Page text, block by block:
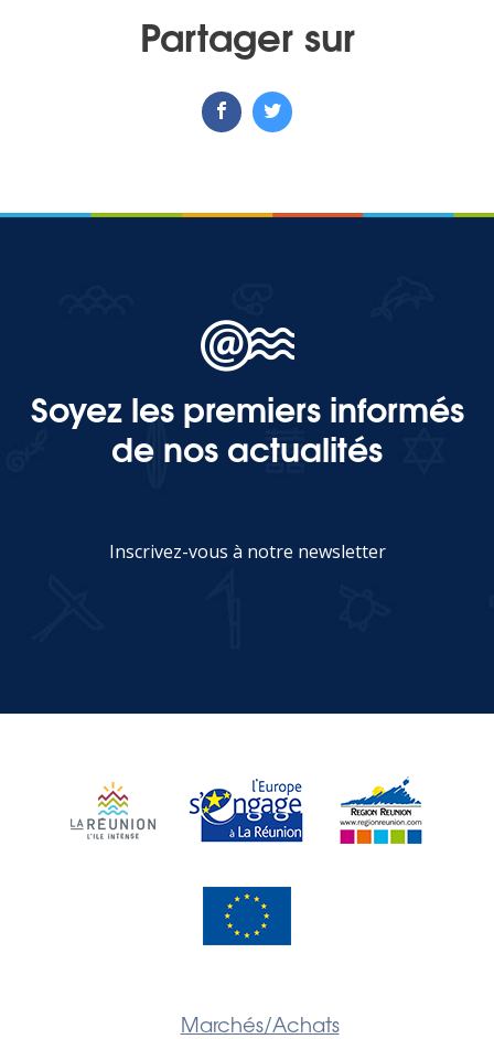
Partager sur
Soyez les premiers informés
de nos actualités
Inscrivez-vous à notre newsletter
Marchés/Achats